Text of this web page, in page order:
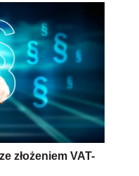
złożeniem VAT-